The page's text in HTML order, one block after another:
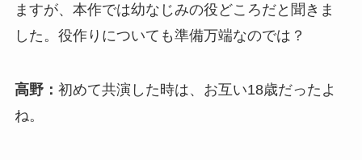
ますが、本作では幼なじみの役どころだと聞きま
した。役作りについても準備万端なのでは？
高野： 初めて共演した時は、お互い18歳だったよ
ね。